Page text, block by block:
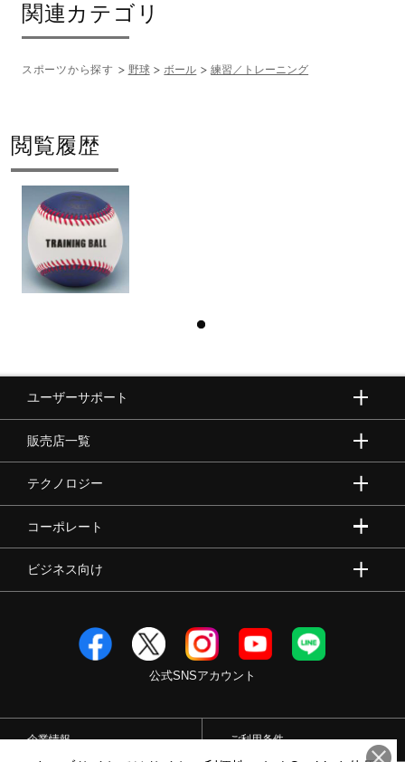
直営店一覧
関連カテゴリ
スポーツから探す 野球 ボール 練習／トレーニング
閲覧履歴
ユーザーサポート
販売店一覧
テクノロジー
コーポレート
ビジネス向け
公式SNSアカウント
企業情報 ご利用条件